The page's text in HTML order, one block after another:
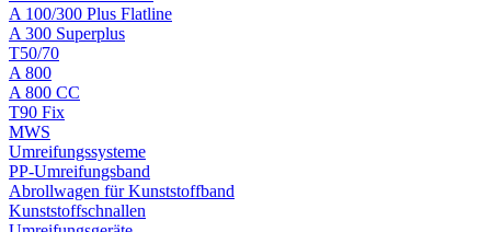
A 100/300 Plus Flatline
A 300 Superplus
T50/70
A 800
A 800 CC
T90 Fix
MWS
Umreifungssysteme
PP-Umreifungsband
Abrollwagen für Kunststoffband
Kunststoffschnallen